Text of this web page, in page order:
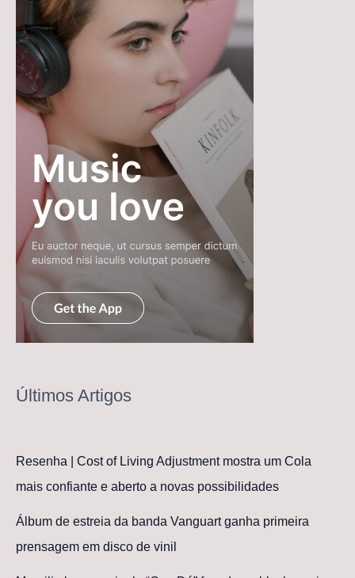
Últimos Artigos
Resenha | Cost of Living Adjustment mostra um Cola
mais confiante e aberto a novas possibilidades
Álbum de estreia da banda Vanguart ganha primeira
prensagem em disco de vinil